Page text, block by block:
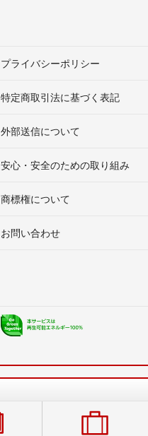
プライバシーポリシー
特定商取引法に基づく表記
外部送信について
安心・安全のための取り組み
商標権について
お問い合わせ